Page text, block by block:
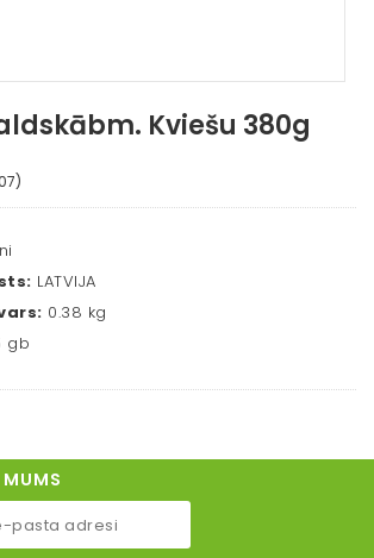
Kviešu 380g
LATVIJA
0.38 kg
gb